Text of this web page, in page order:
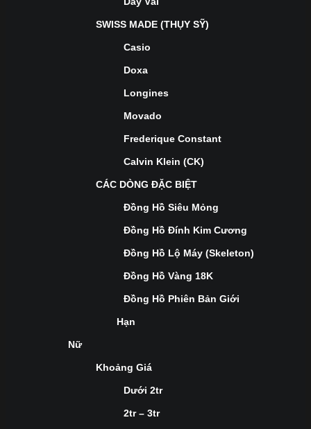
SWISS MADE (THỤY SỸ)
Casio
Doxa
Longines
Movado
Frederique Constant
Calvin Klein (CK)
CÁC DÒNG ĐẶC BIỆT
Đồng Hồ Siêu Mỏng
Đồng Hồ Đính Kim Cương
Đồng Hồ Lộ Máy (Skeleton)
Đồng Hồ Vàng 18K
Đồng Hồ Phiên Bản Giới
Hạn
Nữ
Khoảng Giá
Dưới 2tr
2tr – 3tr